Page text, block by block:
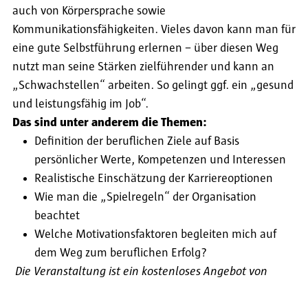
auch von Körpersprache sowie
Kommunikationsfähigkeiten. Vieles davon kann man für
eine gute Selbstführung erlernen – über diesen Weg
nutzt man seine Stärken zielführender und kann an
„Schwachstellen“ arbeiten. So gelingt ggf. ein „gesund
und leistungsfähig im Job“.
Das sind unter anderem die Themen:
Definition der beruflichen Ziele auf Basis
persönlicher Werte, Kompetenzen und Interessen
Realistische Einschätzung der Karriereoptionen
Wie man die „Spielregeln“ der Organisation
beachtet
Welche Motivationsfaktoren begleiten mich auf
dem Weg zum beruflichen Erfolg?
Die Veranstaltung ist ein kostenloses Angebot von